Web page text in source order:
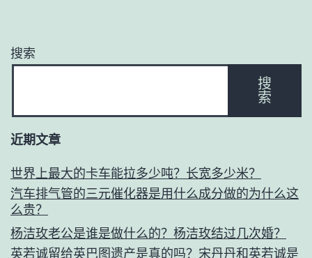
搜索
搜
索
近期文章
世界上最大的卡车能拉多少吨？长宽多少米？
汽车排气管的三元催化器是用什么成分做的为什么这
么贵？
杨洁玫老公是谁是做什么的？杨洁玫结过几次婚？
英若诚留给英巴图遗产是真的吗？宋丹丹和英若诚是